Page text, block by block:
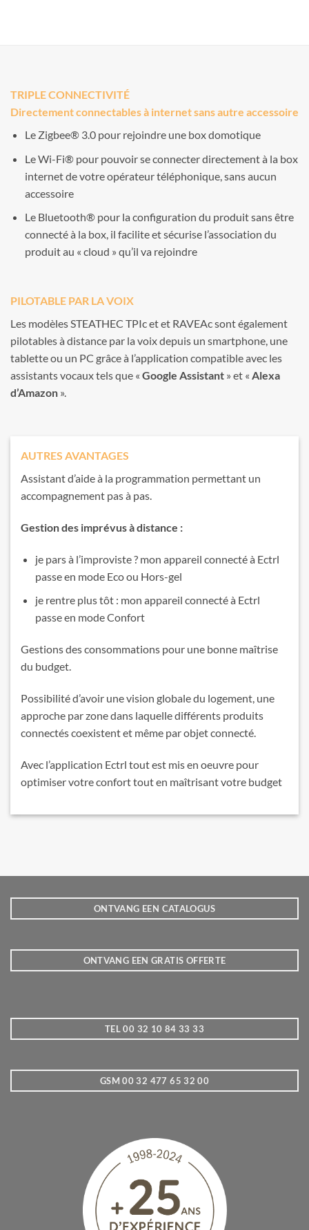
TRIPLE CONNECTIVITÉ
Directement connectables à internet sans autre accessoire
Le Zigbee® 3.0 pour rejoindre une box domotique
Le Wi-Fi® pour pouvoir se connecter directement à la box
internet de votre opérateur téléphonique, sans aucun
accessoire
Le Bluetooth® pour la configuration du produit sans être
connecté à la box, il facilite et sécurise l’association du
produit au « cloud » qu’il va rejoindre
PILOTABLE PAR LA VOIX
Les modèles STEATHEC TPIc et et RAVEAc sont également
pilotables à distance par la voix depuis un smartphone, une
tablette ou un PC grâce à l’application compatible avec les
assistants vocaux tels que « Google Assistant » et « Alexa
d’Amazon ».
AUTRES AVANTAGES
Assistant d’aide à la programmation permettant un
accompagnement pas à pas.
Gestion des imprévus à distance :
je pars à l’improviste ? mon appareil connecté à Ectrl
passe en mode Eco ou Hors-gel
je rentre plus tôt : mon appareil connecté à Ectrl
passe en mode Confort
Gestions des consommations pour une bonne maîtrise
du budget.
Possibilité d’avoir une vision globale du logement, une
approche par zone dans laquelle différents produits
connectés coexistent et même par objet connecté.
Avec l’application Ectrl tout est mis en oeuvre pour
optimiser votre confort tout en maîtrisant votre budget
ONTVANG EEN CATALOGUS
ONTVANG EEN GRATIS OFFERTE
TEL 00 32 10 84 33 33
GSM 00 32 477 65 32 00